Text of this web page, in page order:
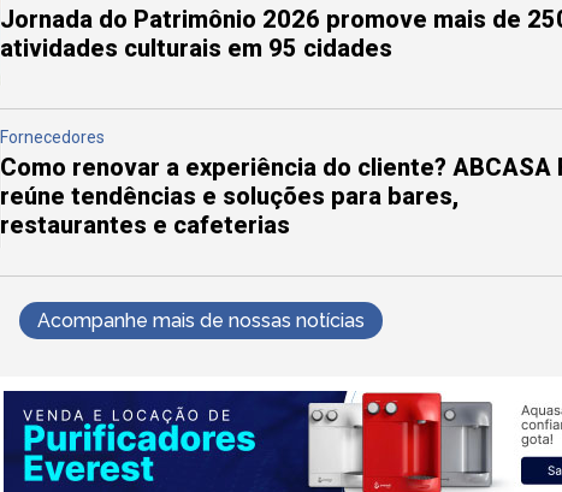
Jornada do Patrimônio 2026 promove mais de
atividades culturais em 95 cidades
Fornecedores
Como renovar a experiência do cliente? ABCASA
reúne tendências e soluções para bares,
restaurantes e cafeterias
Acompanhe mais de nossas notícias